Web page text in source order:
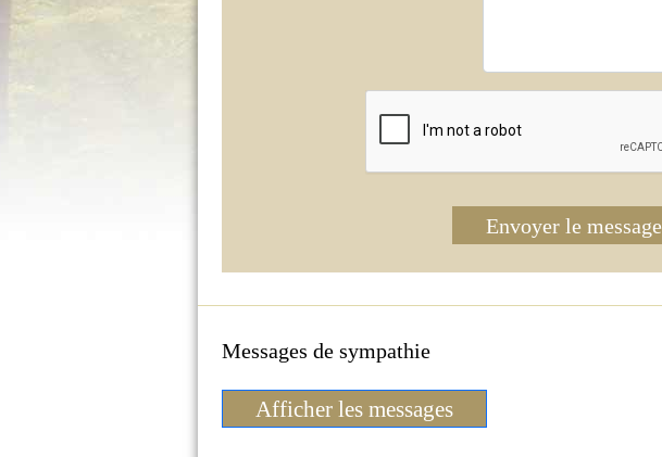
Envoyer le message
Messages de sympathie
Afficher les messages